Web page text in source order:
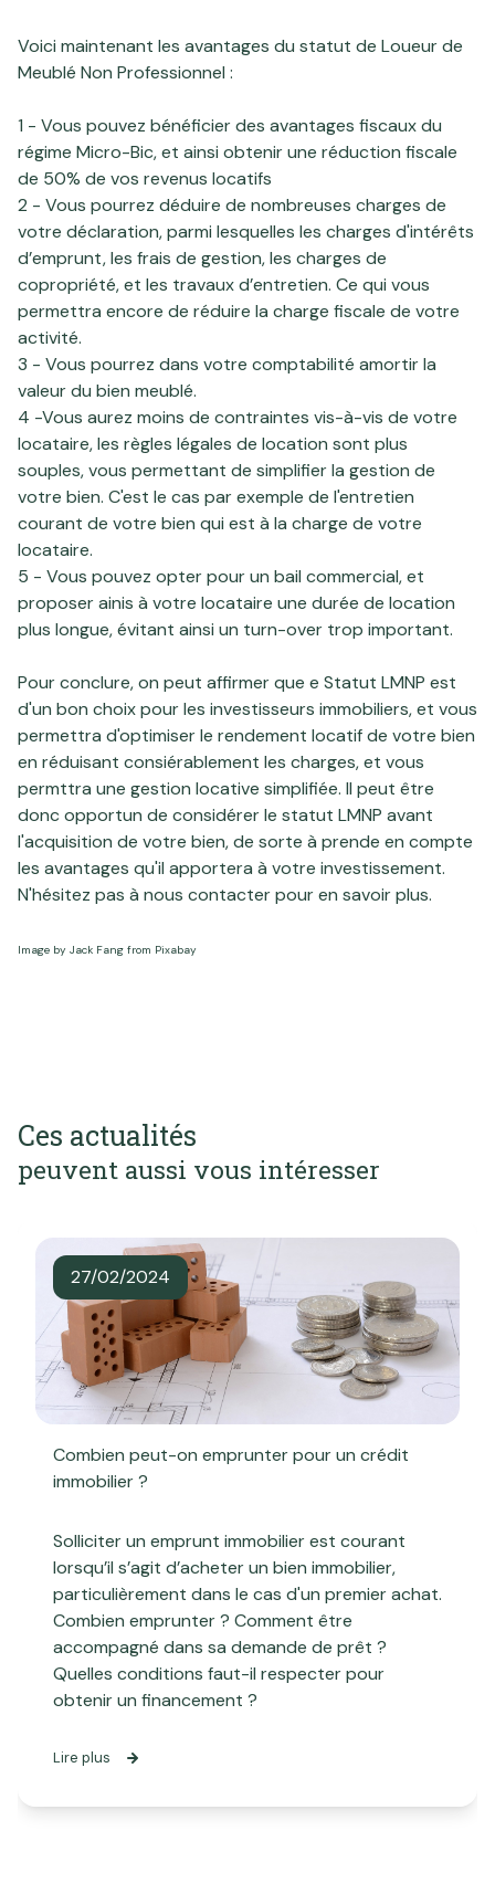
Voici maintenant les avantages du statut de Loueur de
Meublé Non Professionnel :
1 - Vous pouvez bénéficier des avantages fiscaux du
régime Micro-Bic, et ainsi obtenir une réduction fiscale
de 50% de vos revenus locatifs
2 - Vous pourrez déduire de nombreuses charges de
votre déclaration, parmi lesquelles les charges d'intérêts
d’emprunt, les frais de gestion, les charges de
copropriété, et les travaux d’entretien. Ce qui vous
permettra encore de réduire la charge fiscale de votre
activité.
3 - Vous pourrez dans votre comptabilité amortir la
valeur du bien meublé.
4 -Vous aurez moins de contraintes vis-à-vis de votre
locataire, les règles légales de location sont plus
souples, vous permettant de simplifier la gestion de
votre bien. C'est le cas par exemple de l'entretien
courant de votre bien qui est à la charge de votre
locataire.
5 - Vous pouvez opter pour un bail commercial, et
proposer ainis à votre locataire une durée de location
plus longue, évitant ainsi un turn-over trop important.
Pour conclure, on peut affirmer que e Statut LMNP est
d'un bon choix pour les investisseurs immobiliers, et vous
permettra d'optimiser le rendement locatif de votre bien
en réduisant consiérablement les charges, et vous
permttra une gestion locative simplifiée. Il peut être
donc opportun de considérer le statut LMNP avant
l'acquisition de votre bien, de sorte à prende en compte
les avantages qu'il apportera à votre investissement.
N'hésitez pas à nous contacter pour en savoir plus.
Image by Jack Fang from Pixabay
Ces actualités
peuvent aussi vous intéresser
27/02/2024
Combien peut-on emprunter pour un crédit
immobilier ?
Solliciter un emprunt immobilier est courant
lorsqu’il s’agit d’acheter un bien immobilier,
particulièrement dans le cas d'un premier achat.
Combien emprunter ? Comment être
accompagné dans sa demande de prêt ?
Quelles conditions faut-il respecter pour
obtenir un financement ?
Lire plus